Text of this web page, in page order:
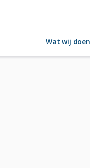
Wat wij doen